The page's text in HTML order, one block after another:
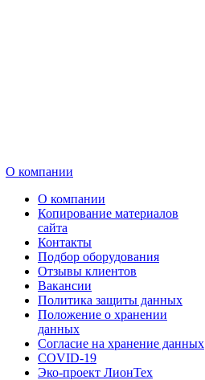
О компании
О компании
Копирование материалов
сайта
Контакты
Подбор оборудования
Отзывы клиентов
Вакансии
Политика защиты данных
Положение о хранении
данных
Согласие на хранение данных
COVID-19
Эко-проект ЛионТех